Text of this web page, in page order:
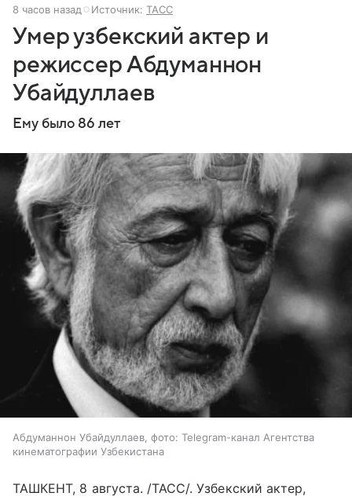
8 часов назад Источник: ТАСС
Умер узбекский актер и
режиссер Абдуманнон
Убайдуллаев
Ему было 86 лет
Абдуманнон Убайдуллаев, фото: Telegram-канал Агентства
кинематографии Узбекистана
ТАШКЕНТ, 8 августа. /ТАСС/. Узбекский актер,